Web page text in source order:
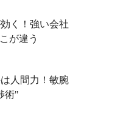
く！強い会社
が違う
人間力！敏腕
術"